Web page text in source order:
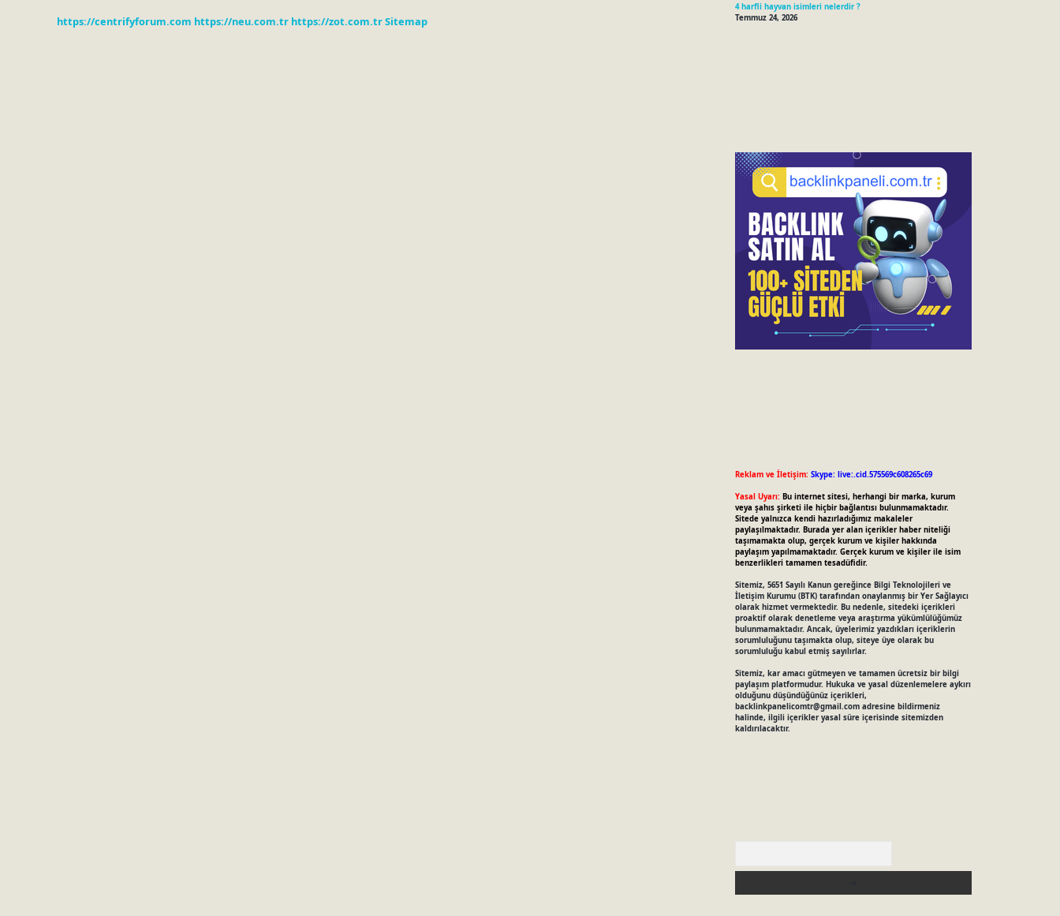
https://centrifyforum.com https://neu.com.tr https://zot.com.trSitemap
4 harfli hayvan isimleri nelerdir ?
Temmuz 24, 2026
Reklam ve İletişim: Skype: live:.cid.575569c608265c69
Yasal Uyarı: Bu internet sitesi, herhangi bir marka, kurum
veya şahıs şirketi ile hiçbir bağlantısı bulunmamaktadır.
Sitede yalnızca kendi hazırladığımız makaleler
paylaşılmaktadır. Burada yer alan içerikler haber niteliği
taşımamakta olup, gerçek kurum ve kişiler hakkında
paylaşım yapılmamaktadır. Gerçek kurum ve kişiler ile isim
benzerlikleri tamamen tesadüfidir.
Sitemiz, 5651 Sayılı Kanun gereğince Bilgi Teknolojileri ve
İletişim Kurumu (BTK) tarafından onaylanmış bir Yer Sağlayıcı
olarak hizmet vermektedir. Bu nedenle, sitedeki içerikleri
proaktif olarak denetleme veya araştırma yükümlülüğümüz
bulunmamaktadır. Ancak, üyelerimiz yazdıkları içeriklerin
sorumluluğunu taşımakta olup, siteye üye olarak bu
sorumluluğu kabul etmiş sayılırlar.
Sitemiz, kar amacı gütmeyen ve tamamen ücretsiz bir bilgi
paylaşım platformudur. Hukuka ve yasal düzenlemelere aykırı
olduğunu düşündüğünüz içerikleri,
backlinkpanelicomtr@gmail.comadresine bildirmeniz
halinde, ilgili içerikler yasal süre içerisinde sitemizden
kaldırılacaktır.